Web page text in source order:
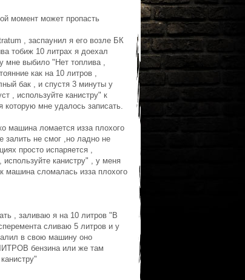
момент может пропасть
, заспаунил я его возле БК
тобиж 10 литрах я доехал
мне выбило "Нет топлива ,
как на 10 литров ,
бак , и спустя 3 минуты у
, используйте канистру" к
мне удалось записать.
машина ломается изза плохого
залить не смог ,но ладно не
просто испаряется ,
используйте канистру" , у меня
машина сломалась изза плохого
, заливаю я на 10 литров "В
сливаю 5 литров и у
в свою машину оно
бензина или же там